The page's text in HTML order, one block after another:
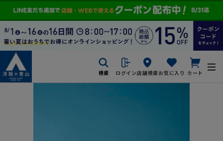
検索 ログイン店舗検索お気に入り カート